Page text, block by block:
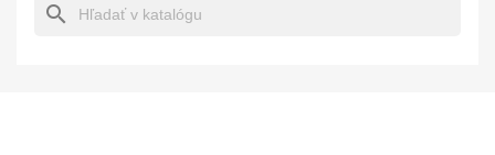
search